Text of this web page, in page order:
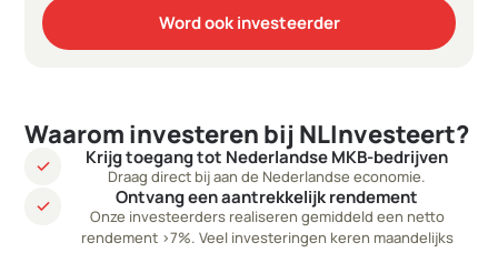
Word ook investeerder
Waarom investeren bij NLInvesteert?
check Krijg toegang tot Nederlandse MKB-bedrijven
Draag direct bij aan de Nederlandse economie.
check Ontvang een aantrekkelijk rendement
Onze investeerders realiseren gemiddeld een netto
rendement >7%. Veel investeringen keren maandelijks